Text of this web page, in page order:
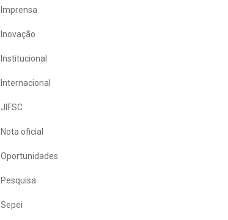
Imprensa
Inovação
Institucional
Internacional
JIFSC
Nota oficial
Oportunidades
Pesquisa
Sepei